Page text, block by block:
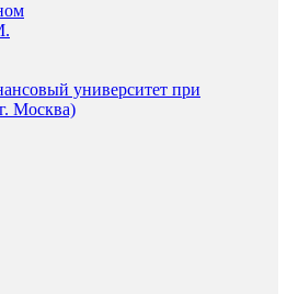
университет при
Москва)